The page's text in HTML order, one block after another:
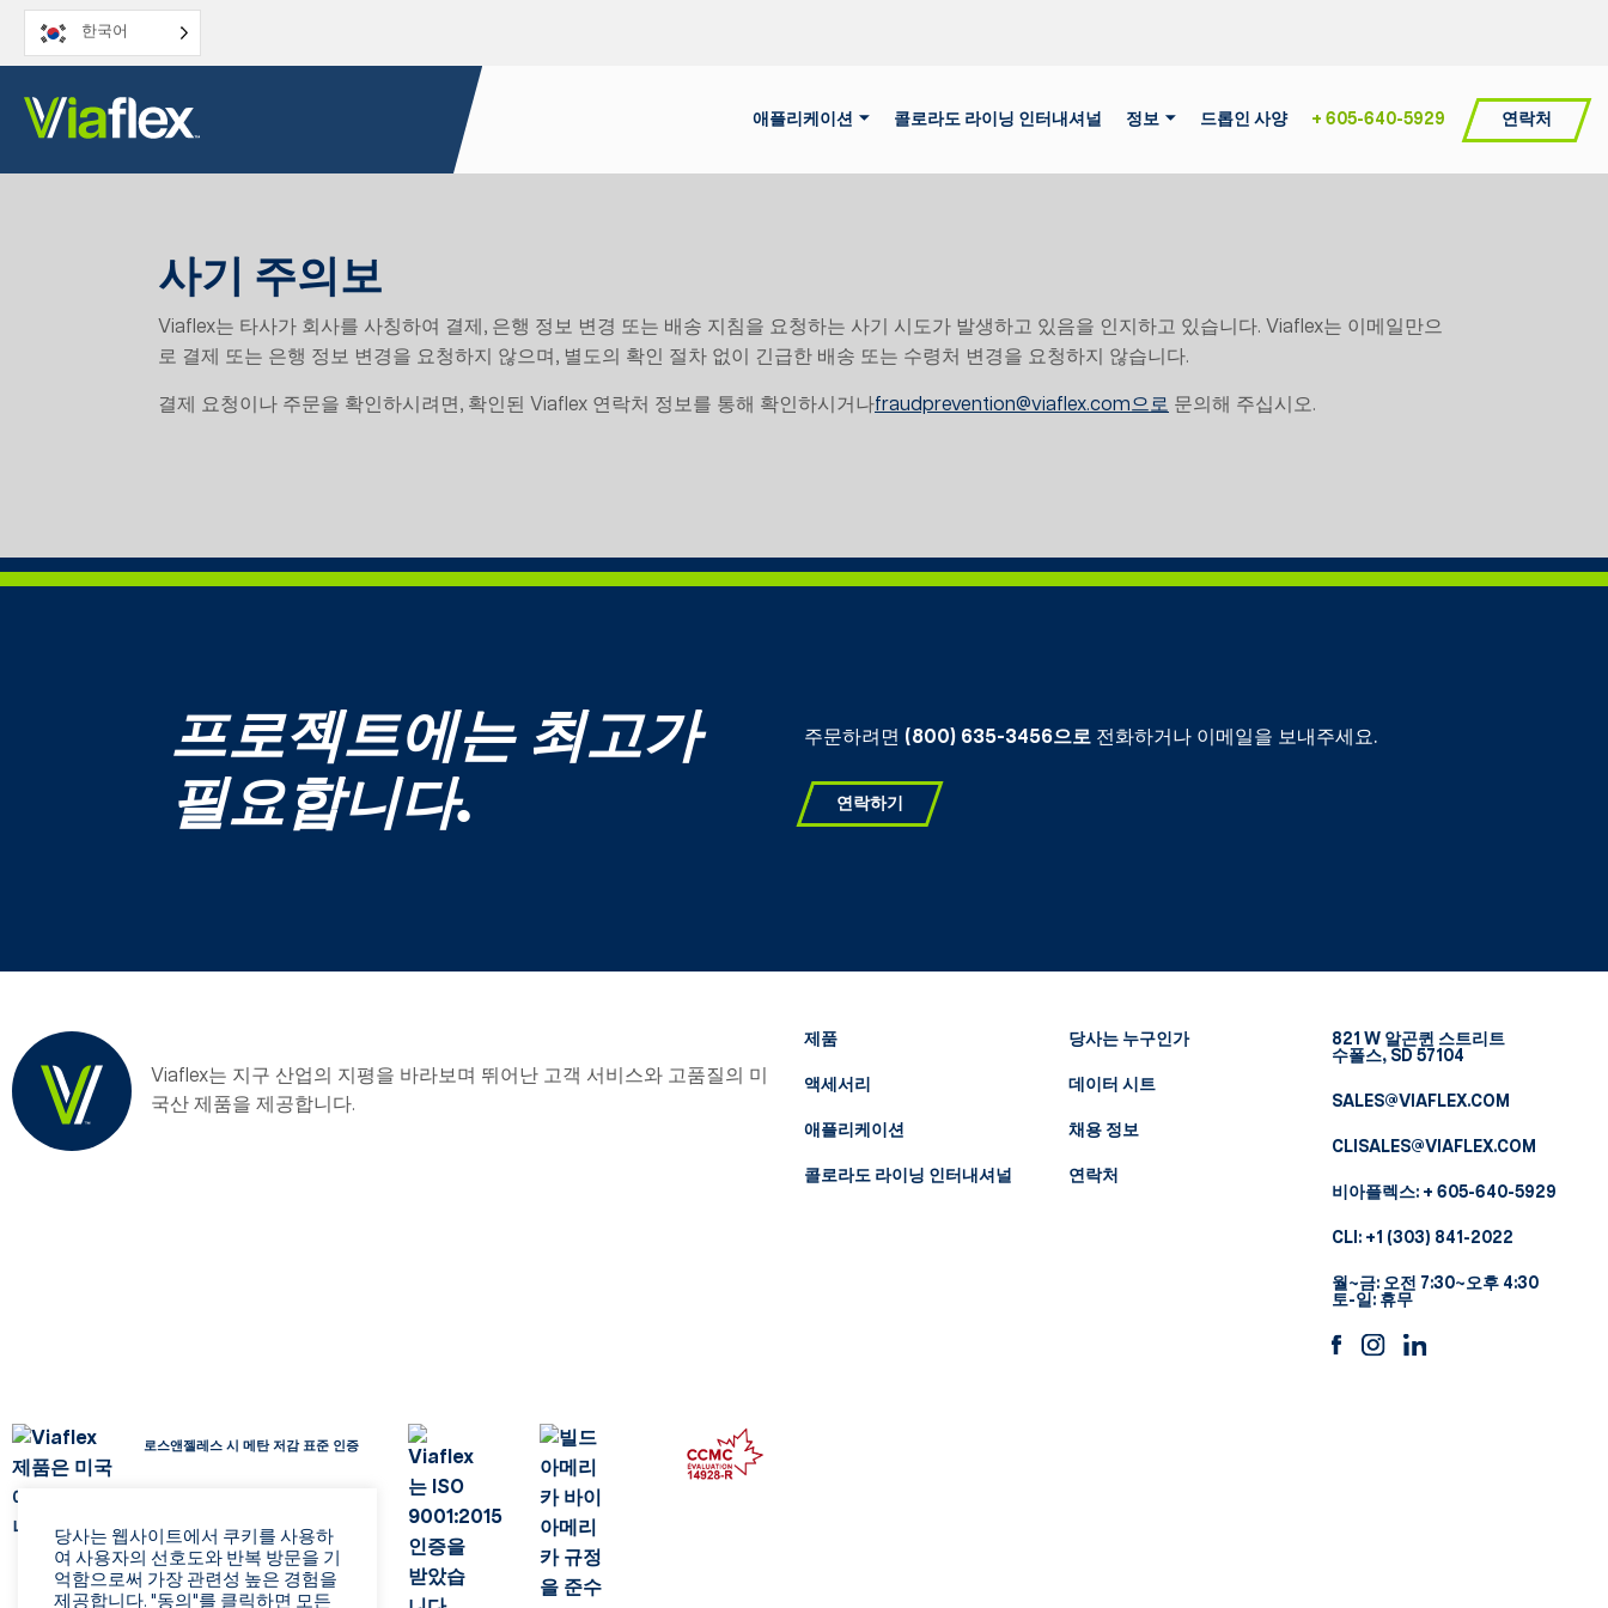
한국어
애플리케이션 콜로라도 라이닝 인터내셔널 정보 드롭인 사양 + 605-640-5929 연락처
사기 주의보
Viaflex는 타사가 회사를 사칭하여 결제, 은행 정보 변경 또는 배송 지침을 요청하는 사기 시도가 발생하고 있음을 인지하고 있습니다. Viaflex는 이메일만으
로 결제 또는 은행 정보 변경을 요청하지 않으며, 별도의 확인 절차 없이 긴급한 배송 또는 수령처 변경을 요청하지 않습니다.
결제 요청이나 주문을 확인하시려면, 확인된 Viaflex 연락처 정보를 통해 확인하시거나fraudprevention@viaflex.com으로 문의해 주십시오.
프로젝트에는 최고가
필요합니다.
주문하려면 (800) 635-3456으로 전화하거나 이메일을 보내주세요.
연락하기
Viaflex는 지구 산업의 지평을 바라보며 뛰어난 고객 서비스와 고품질의 미
국산 제품을 제공합니다.
제품
액세서리
애플리케이션
콜로라도 라이닝 인터내셔널
당사는 누구인가
데이터 시트
채용 정보
연락처
821 W 알곤퀸 스트리트
수폴스, SD 57104
SALES@VIAFLEX.COM
CLISALES@VIAFLEX.COM
비아플렉스: + 605-640-5929
CLI: +1 (303) 841-2022
월~금: 오전 7:30~오후 4:30
토-일: 휴무
로스앤젤레스 시 메탄 저감 표준 인증
당사는 웹사이트에서 쿠키를 사용하
여 사용자의 선호도와 반복 방문을 기
억함으로써 가장 관련성 높은 경험을
제공합니다. "동의"를 클릭하면 모든